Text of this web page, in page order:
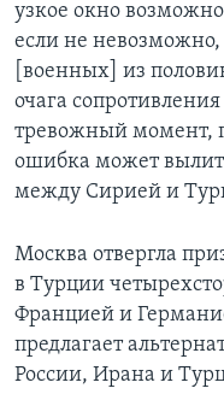
узкое окно
если не
[военных] из
очага
тревожный момент,
ошибка может
между Сирией и
Москва отвергла
в Турции
Францией и
предлагает
России, Ирана и